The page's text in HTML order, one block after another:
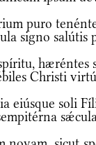
puro
signo salútis
hæréntes
Christi
eiúsque soli